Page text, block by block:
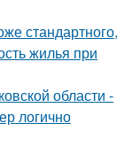
стандартного,
жилья при
области -
логично